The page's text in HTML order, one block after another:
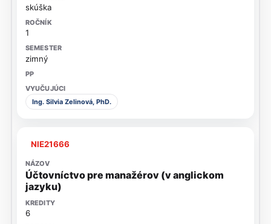
skúška
1
zimný
Ing. Silvia Zelinová, PhD.
NIE21666
Účtovníctvo pre manažérov (v anglickom
jazyku)
6